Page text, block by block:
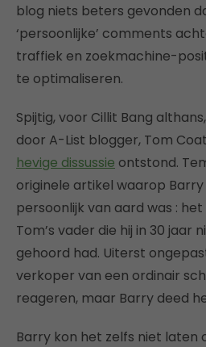
blog niets beters gevonden
‘persoonlijke’ comments
traffiek en zoekmachine-
te optimaliseren.
Spijtig, voor Cillit Bang
door A-List blogger, Tom
hevige dissussie ontstond.
originele artikel waarop
persoonlijk van aard was :
Tom’s vader die hij in 30 jaar
gehoord had. Uiterst
verkoper van een ordinair
reageren, maar Barry deed
Barry kon het zelfs niet laten